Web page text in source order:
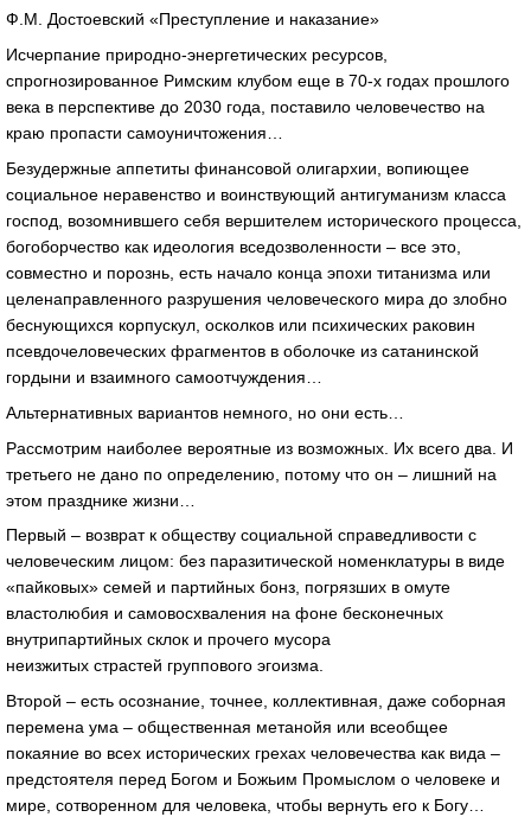
Ф.М. Достоевский «Преступление и наказание»
Исчерпание природно-энергетических ресурсов,
спрогнозированное Римским клубом еще в 70-х годах прошлого
века в перспективе до 2030 года, поставило человечество на
краю пропасти самоуничтожения…
Безудержные аппетиты финансовой олигархии, вопиющее
социальное неравенство и воинствующий антигуманизм класса
господ, возомнившего себя вершителем исторического процесса,
богоборчество как идеология вседозволенности – все это,
совместно и порознь, есть начало конца эпохи титанизма или
целенаправленного разрушения человеческого мира до злобно
беснующихся корпускул, осколков или психических раковин
псевдочеловеческих фрагментов в оболочке из сатанинской
гордыни и взаимного самоотчуждения…
Альтернативных вариантов немного, но они есть…
Рассмотрим наиболее вероятные из возможных. Их всего два. И
третьего не дано по определению, потому что он – лишний на
этом празднике жизни…
Первый – возврат к обществу социальной справедливости с
человеческим лицом: без паразитической номенклатуры в виде
«пайковых» семей и партийных бонз, погрязших в омуте
властолюбия и самовосхваления на фоне бесконечных
внутрипартийных склок и прочего мусора
неизжитых страстей группового эгоизма.
Второй – есть осознание, точнее, коллективная, даже соборная
перемена ума – общественная метанойя или всеобщее
покаяние во всех исторических грехах человечества как вида –
предстоятеля перед Богом и Божьим Промыслом о человеке и
мире, сотворенном для человека, чтобы вернуть его к Богу…